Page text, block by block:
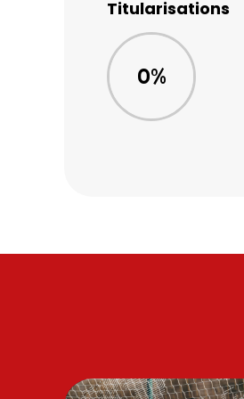
Titularisations
0%